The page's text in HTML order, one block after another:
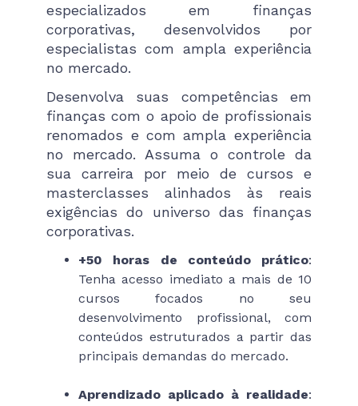
especializados em finanças
corporativas, desenvolvidos por
especialistas com ampla experiência
no mercado.
Desenvolva suas competências em
finanças com o apoio de profissionais
renomados e com ampla experiência
no mercado. Assuma o controle da
sua carreira por meio de cursos e
masterclasses alinhados às reais
exigências do universo das finanças
corporativas.
+50 horas de conteúdo prático:
Tenha acesso imediato a mais de 10
cursos focados no seu
desenvolvimento profissional, com
conteúdos estruturados a partir das
principais demandas do mercado.
Aprendizado aplicado à realidade: